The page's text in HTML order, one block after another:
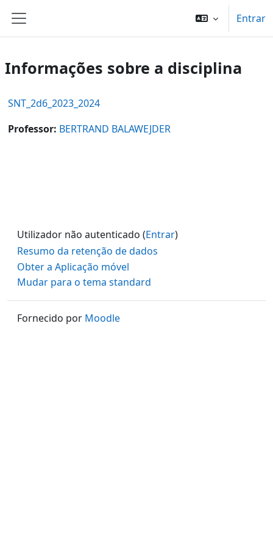
Painel lateral
Entrar
Informações sobre a disciplina
SNT_2d6_2023_2024
Professor: BERTRAND BALAWEJDER
Utilizador não autenticado (Entrar)
Resumo da retenção de dados
Obter a Aplicação móvel
Mudar para o tema standard
Fornecido por Moodle